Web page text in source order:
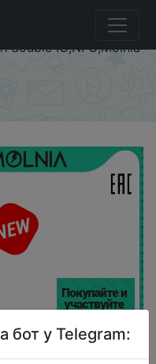
руб. Smartphone
rechargeable battery
double IC,NFC,Molnia
бот у Telegram: